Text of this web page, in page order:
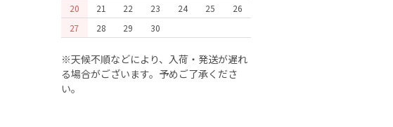
20
21 22 23 24 25
26
27
28 29 30
※天候不順などにより、入荷・発送が遅れ
る場合がございます。予めご了承くださ
い。